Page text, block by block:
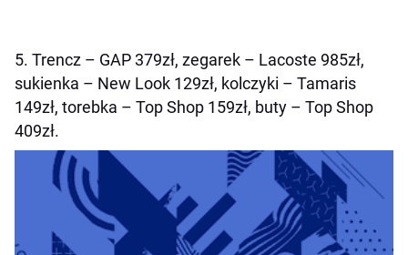
5. Trencz – GAP 379zł, zegarek – Lacoste 985zł,
sukienka – New Look 129zł, kolczyki – Tamaris
149zł, torebka – Top Shop 159zł, buty – Top Shop
409zł.